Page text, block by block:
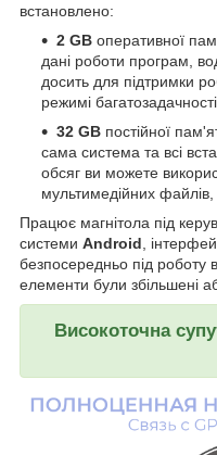
встановлено:
2 GB оперативної
дані роботи програм,
досить для підтримки
режимі багатозадачності.
32 GB постійної
сама система та всі
обсяг ви можете
мультимедійних файлів,
Працює магнітола під
системи Android ,
безпосередньо під роботу
елементи були збільшені
Високоточна